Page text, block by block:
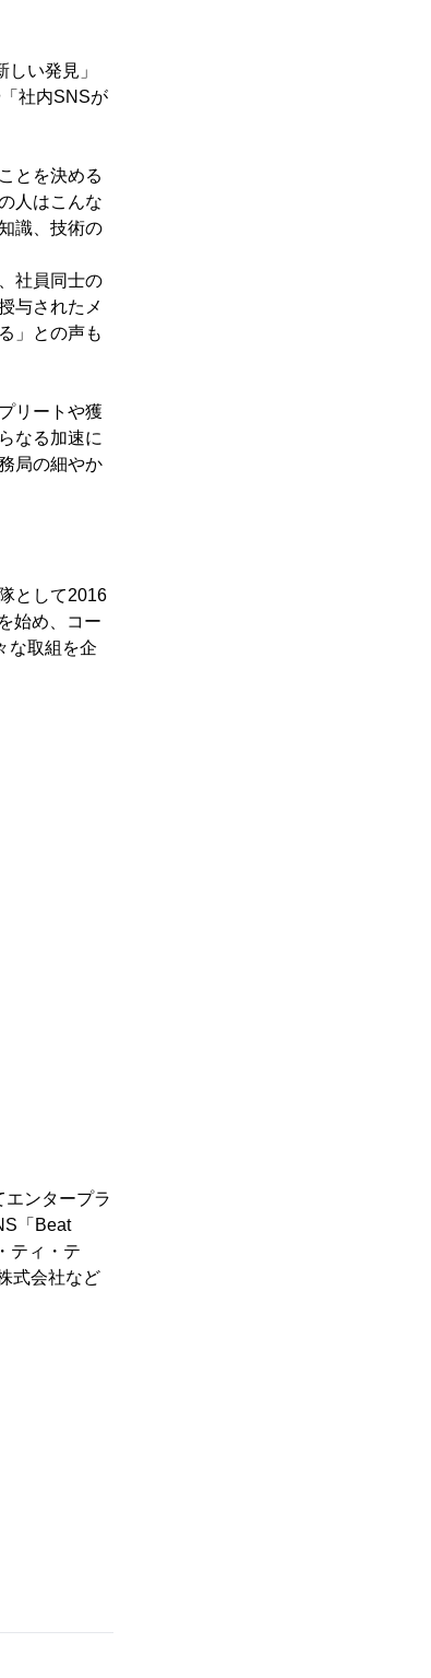
い発見」
社内SNSが
とを決める
人はこんな
識、技術の
社員同士の
与されたメ
」との声も
リートや獲
なる加速に
局の細やか
として2016
始め、コー
な取組を企
ンタープラ
「Beat
ティ・テ
式会社など